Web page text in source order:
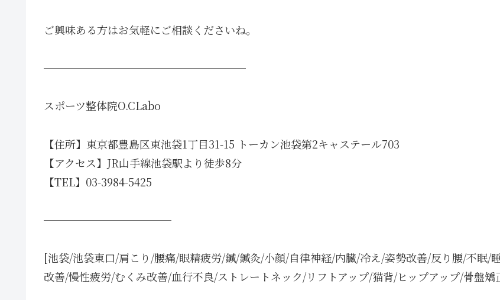
ご興味ある方はお気軽にご相談くださいね。
───────────────────
スポーツ整体院O.CLabo
【住所】東京都豊島区東池袋1丁目31-15 トーカン池袋第2キャステール703
【アクセス】JR山手線池袋駅より徒歩8分
【TEL】03-3984-5425
────────────
[池袋/池袋東口/肩こり/腰痛/眼精疲労/鍼/鍼灸/小顔/自律神経/内臓/冷え/姿勢改善/反り腰/不眠/
改善/慢性疲労/むくみ改善/血行不良/ストレートネック/リフトアップ/猫背/ヒップアップ/骨盤矯